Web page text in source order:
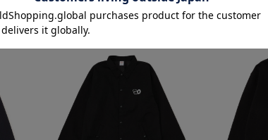
PLAYER PRODUCE 2025... 2026開幕